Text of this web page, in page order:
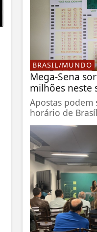
BRASIL/MUNDO
Mega-Sena
milhões neste
Apostas podem
horário de